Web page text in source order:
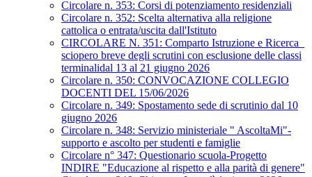
Circolare n. 353: Corsi di potenziamento residenziali
Circolare n. 352: Scelta alternativa alla religione
cattolica o entrata/uscita dall'Istituto
CIRCOLARE N. 351: Comparto Istruzione e Ricerca_
sciopero breve degli scrutini con esclusione delle classi
terminalidal 13 al 21 giugno 2026
Circolare n. 350: CONVOCAZIONE COLLEGIO
DOCENTI DEL 15/06/2026
Circolare n. 349: Spostamento sede di scrutinio dal 10
giugno 2026
Circolare n. 348: Servizio ministeriale " AscoltaMi"-
supporto e ascolto per studenti e famiglie
Circolare n° 347: Questionario scuola-Progetto
INDIRE "Educazione al rispetto e alla parità di genere"